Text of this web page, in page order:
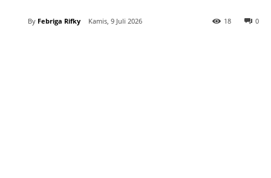
By Febriga Rifky Kamis, 9 Juli 2026 0
18